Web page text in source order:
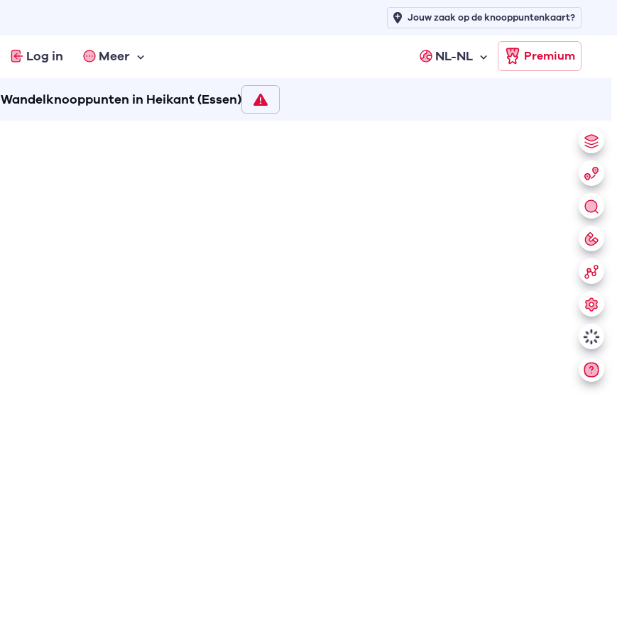
Log in Meer NL-NL Premium
Jouw zaak op de knooppuntenkaart?
Wandelknooppunten in Heikant (Essen)